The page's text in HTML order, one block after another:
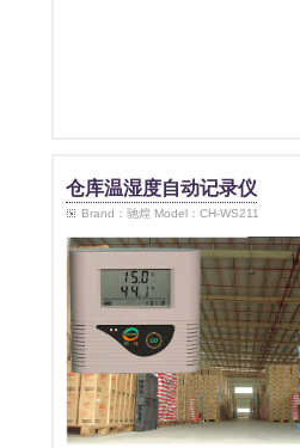
仓库温湿度自动记录仪
Brand：驰煌 Model：CH-WS211